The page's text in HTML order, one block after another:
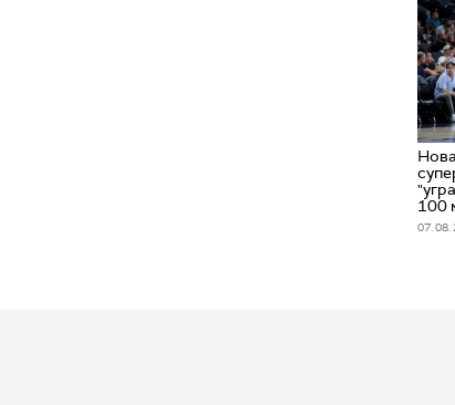
100
07. 08.